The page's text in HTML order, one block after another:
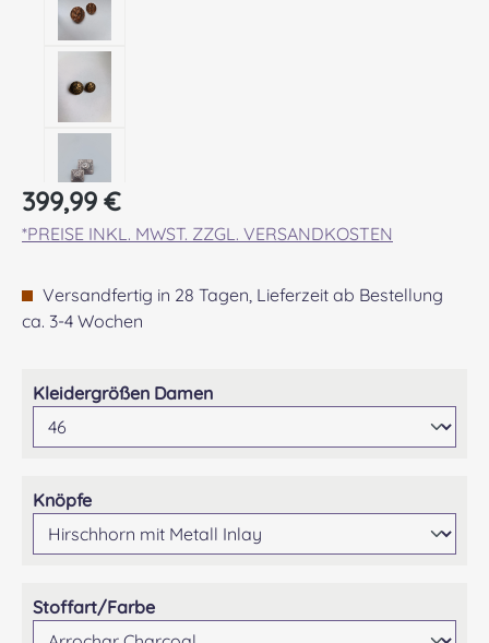
Regulärer Preis:
399,99 €
*PREISE INKL. MWST. ZZGL. VERSANDKOSTEN
Versandfertig in 28 Tagen, Lieferzeit ab Bestellung
ca. 3-4 Wochen
Kleidergrößen Damenauswählen
Knöpfeauswählen
Stoffart/Farbeauswählen